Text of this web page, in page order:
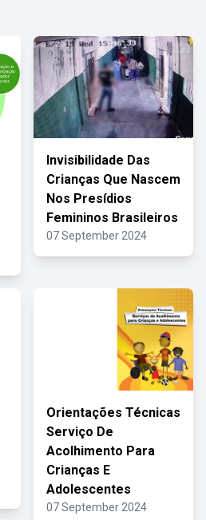
Invisibilidade Das
Crianças Que Nascem
Nos Presídios
Femininos Brasileiros
07 September 2024
Orientações Técnicas
Serviço De
Acolhimento Para
Crianças E
Adolescentes
07 September 2024